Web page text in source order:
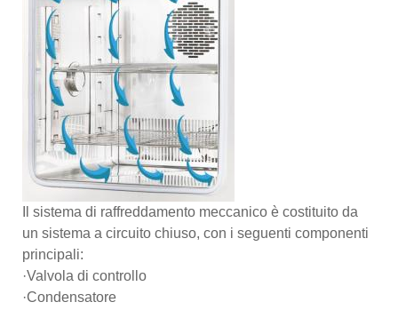
Il sistema di raffreddamento meccanico è costituito da
un sistema a circuito chiuso, con i seguenti componenti
principali:
·Valvola di controllo
·Condensatore